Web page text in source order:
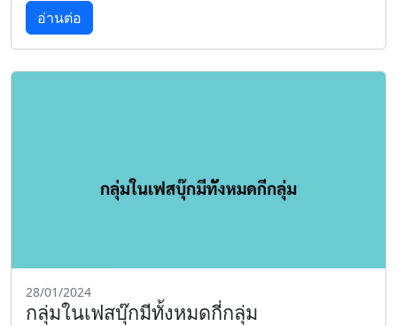
อ่านต่อ
28/01/2024
กลุ่มในเฟสบุ๊กมีทั้งหมดกี่กลุ่ม